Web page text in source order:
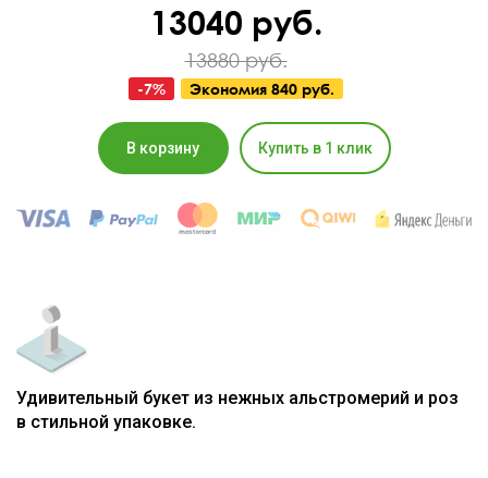
13040 руб.
13880 руб.
-7% Экономия 840 руб.
В корзину Купить в 1 клик
Удивительный букет из нежных альстромерий и роз
в стильной упаковке.